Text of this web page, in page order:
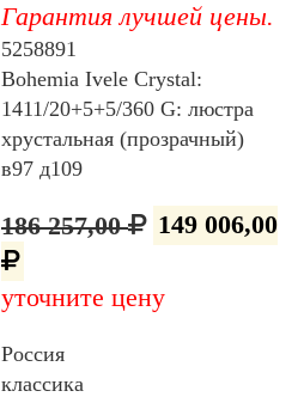
Гарантия лучшей цены.
5258891
Bohemia Ivele Crystal:
1411/20+5+5/360 G: люстра
хрустальная (прозрачный)
в97 д109
186 257,00 149 006,00
уточните цену
Россия
классика